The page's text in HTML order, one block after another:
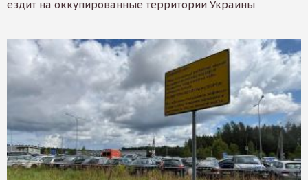
ездит на оккупированные территории Украины